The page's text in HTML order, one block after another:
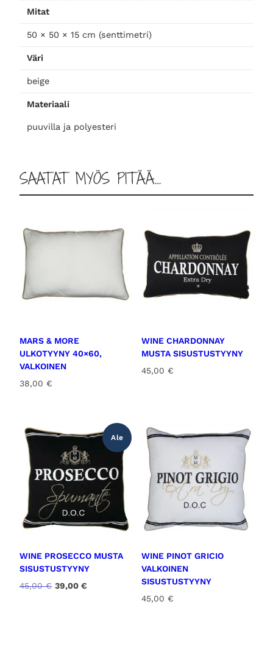
ä
ä
Mitat
50 × 50 × 15 cm (senttimetri)
Väri
beige
Materiaali
puuvilla ja polyesteri
SAATAT MYÖS PITÄÄ…
MARS & MORE
ULKOTYYNY 40×60,
VALKOINEN
38,00 €
WINE CHARDONNAY
MUSTA SISUSTUSTYYNY
45,00 €
Ale
WINE PROSECCO MUSTA
SISUSTUSTYYNY
45,00€ A
39,00 €N
WINE PINOT GRICIO
VALKOINEN
SISUSTUSTYYNY
45,00 €